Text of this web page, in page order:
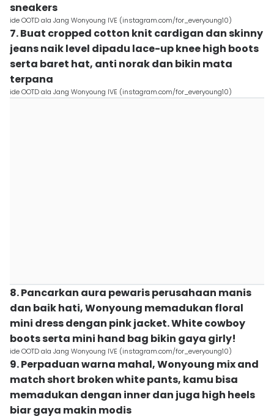
sneakers
ide OOTD ala Jang Wonyoung IVE (instagram.com/for_everyoung10)
7. Buat cropped cotton knit cardigan dan skinny
jeans naik level dipadu lace-up knee high boots
serta baret hat, anti norak dan bikin mata
terpana
ide OOTD ala Jang Wonyoung IVE (instagram.com/for_everyoung10)
8. Pancarkan aura pewaris perusahaan manis
dan baik hati, Wonyoung memadukan floral
mini dress dengan pink jacket. White cowboy
boots serta mini hand bag bikin gaya girly!
ide OOTD ala Jang Wonyoung IVE (instagram.com/for_everyoung10)
9. Perpaduan warna mahal, Wonyoung mix and
match short broken white pants, kamu bisa
memadukan dengan inner dan juga high heels
biar gaya makin modis